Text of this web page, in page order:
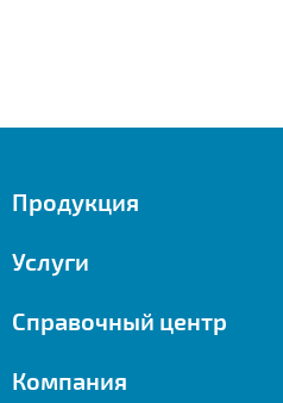
Продукция
Услуги
Справочный центр
Компания